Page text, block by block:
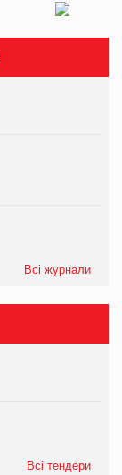
Всі журнали
Всі тендери